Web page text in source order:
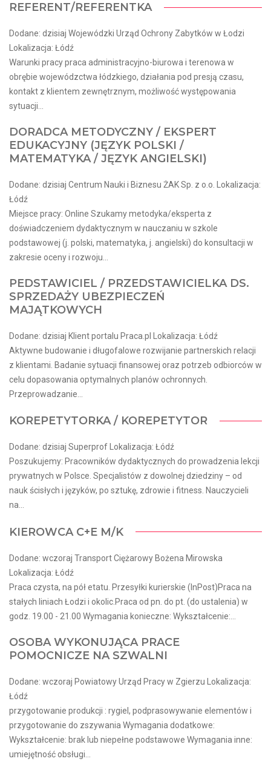
REFERENT/REFERENTKA
Dodane: dzisiaj Wojewódzki Urząd Ochrony Zabytków w Łodzi
Lokalizacja: Łódź
Warunki pracy praca administracyjno-biurowa i terenowa w
obrębie wojewódzctwa łódzkiego, działania pod presją czasu,
kontakt z klientem zewnętrznym, możliwość występowania
sytuacji...
DORADCA METODYCZNY / EKSPERT
EDUKACYJNY (JĘZYK POLSKI /
MATEMATYKA / JĘZYK ANGIELSKI)
Dodane: dzisiaj Centrum Nauki i Biznesu ŻAK Sp. z o.o. Lokalizacja:
Łódź
Miejsce pracy: Online Szukamy metodyka/eksperta z
doświadczeniem dydaktycznym w nauczaniu w szkole
podstawowej (j. polski, matematyka, j. angielski) do konsultacji w
zakresie oceny i rozwoju...
PEDSTAWICIEL / PRZEDSTAWICIELKA DS.
SPRZEDAŻY UBEZPIECZEŃ
MAJĄTKOWYCH
Dodane: dzisiaj Klient portalu Praca.pl Lokalizacja: Łódź
Aktywne budowanie i długofalowe rozwijanie partnerskich relacji
z klientami. Badanie sytuacji finansowej oraz potrzeb odbiorców w
celu dopasowania optymalnych planów ochronnych.
Przeprowadzanie...
KOREPETYTORKA / KOREPETYTOR
Dodane: dzisiaj Superprof Lokalizacja: Łódź
Poszukujemy: Pracowników dydaktycznych do prowadzenia lekcji
prywatnych w Polsce. Specjalistów z dowolnej dziedziny – od
nauk ścisłych i języków, po sztukę, zdrowie i fitness. Nauczycieli
na...
KIEROWCA C+E M/K
Dodane: wczoraj Transport Ciężarowy Bożena Mirowska
Lokalizacja: Łódź
Praca czysta, na pół etatu. Przesyłki kurierskie (InPost)Praca na
stałych liniach Łodzi i okolic.Praca od pn. do pt. (do ustalenia) w
godz. 19.00 - 21.00 Wymagania konieczne: Wykształcenie:...
OSOBA WYKONUJĄCA PRACE
POMOCNICZE NA SZWALNI
Dodane: wczoraj Powiatowy Urząd Pracy w Zgierzu Lokalizacja:
Łódź
przygotowanie produkcji : rygiel, podprasowywanie elementów i
przygotowanie do zszywania Wymagania dodatkowe:
Wykształcenie: brak lub niepełne podstawowe Wymagania inne:
umiejętność obsługi...